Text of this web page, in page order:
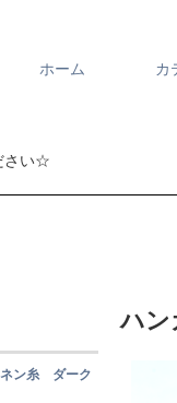
ホーム カ
い☆
ネン糸 ダーク
ハン